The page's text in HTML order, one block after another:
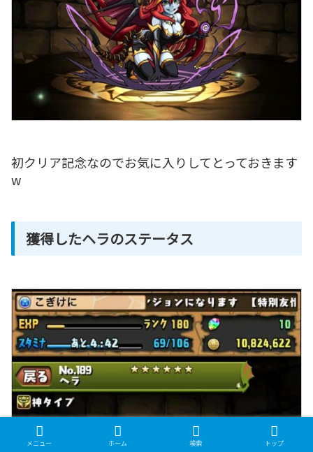
初クリア記念なのでお気に入りしてとっておきます
w
獲得したヘラのステータス
メニュー ホーム 検索 トップ